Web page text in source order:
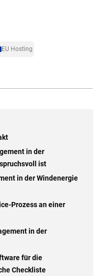
EU Hosting
in der
ist
in der Windenergie
Prozess an einer
in der
für die
Checkliste